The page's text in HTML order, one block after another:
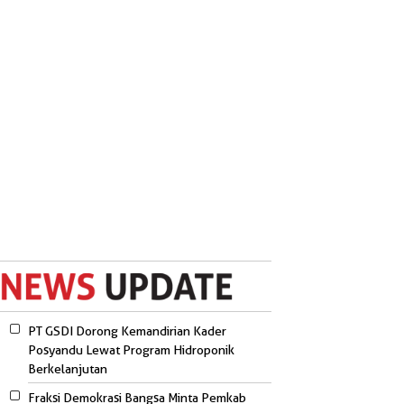
PT GSDI Dorong Kemandirian Kader
Posyandu Lewat Program Hidroponik
Berkelanjutan
Fraksi Demokrasi Bangsa Minta Pemkab